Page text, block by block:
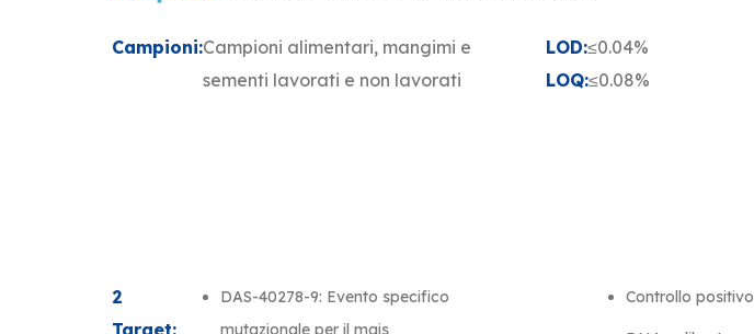
Campioni:Campioni alimentari, mangimi e
sementi lavorati e non lavorati
LOD:≤0.04%
LOQ:≤0.08%
2
Target:
DAS-40278-9: Evento specifico
mutazionale per il mais
Controllo positivo